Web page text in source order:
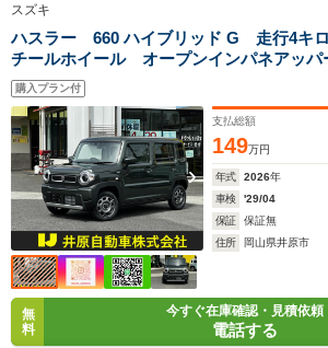
スズキ
ハスラー 660 ハイブリッド G 走行4キ
チールホイール オープンインパネアッ
LEDヘッドランプ LEDポジションランプ
ト アイドリングストップ キーレス フ
コン シートヒーター
購入プラン付
支払総額
149万円
年式 2026年
車検
'29/04
保証
保証無
住所
岡山県井原市
無
料
今すぐ在庫確認・見積依頼
電話する